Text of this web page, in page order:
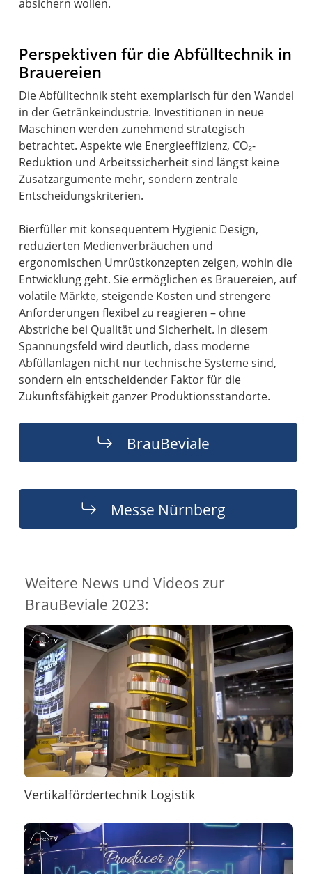
absichern wollen.
Perspektiven für die Abfülltechnik in
Brauereien
Die Abfülltechnik steht exemplarisch für den Wandel
in der Getränkeindustrie. Investitionen in neue
Maschinen werden zunehmend strategisch
betrachtet. Aspekte wie Energieeffizienz, CO₂-
Reduktion und Arbeitssicherheit sind längst keine
Zusatzargumente mehr, sondern zentrale
Entscheidungskriterien.
Bierfüller mit konsequentem Hygienic Design,
reduzierten Medienverbräuchen und
ergonomischen Umrüstkonzepten zeigen, wohin die
Entwicklung geht. Sie ermöglichen es Brauereien, auf
volatile Märkte, steigende Kosten und strengere
Anforderungen flexibel zu reagieren – ohne
Abstriche bei Qualität und Sicherheit. In diesem
Spannungsfeld wird deutlich, dass moderne
Abfüllanlagen nicht nur technische Systeme sind,
sondern ein entscheidender Faktor für die
Zukunftsfähigkeit ganzer Produktionsstandorte.
BrauBeviale
Messe Nürnberg
Weitere News und Videos zur
BrauBeviale 2023:
Vertikalfördertechnik Logistik